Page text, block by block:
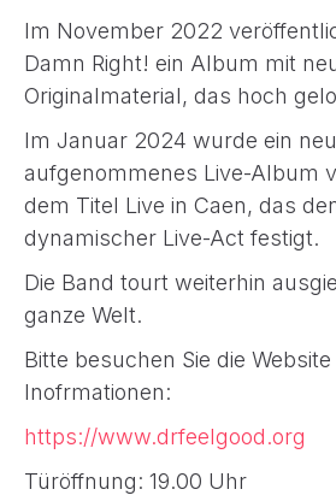
Im November 2022
Damn Right! ein Album mit
Originalmaterial, das hoch
Im Januar 2024 wurde ein
aufgenommenes Live-Album
dem Titel Live in Caen, das
dynamischer Live-Act festigt.
Die Band tourt weiterhin
ganze Welt.
Bitte besuchen Sie die
Inofrmationen:
https://www.drfeelgood.org
Türöffnung: 19.00 Uhr